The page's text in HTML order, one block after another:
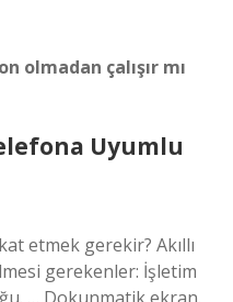
olmadan çalışır mı
Uyumlu
etmek gerekir? Akıllı
gerekenler: İşletim